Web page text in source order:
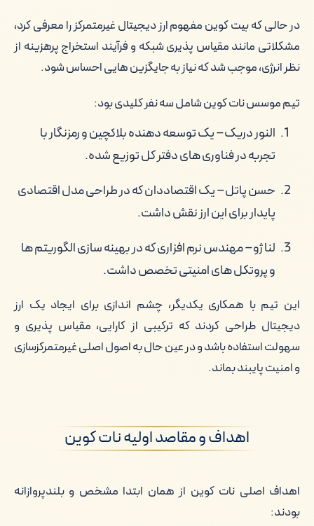
در حالی که بیت کوین مفهوم ارز دیجیتال غیرمتمرکز را معرفی کرد،
مشکلاتی مانند مقیاس پذیری شبکه و فرآیند استخراج پرهزینه از
نظر انرژی، موجب شد که نیاز به جایگزین هایی احساس شود.
تیم موسس نات کوین شامل سه نفر کلیدی بود:
النور دریک– یک توسعه دهنده بلاکچین و رمزنگار با
تجربه در فناوری های دفتر کل توزیع شده.
حسن پاتل– یک اقتصاددان که در طراحی مدل اقتصادی
پایدار برای این ارز نقش داشت.
لنا ژو– مهندس نرم افزاری که در بهینه سازی الگوریتم ها
و پروتکل های امنیتی تخصص داشت.
این تیم با همکاری یکدیگر، چشم اندازی برای ایجاد یک ارز
دیجیتال طراحی کردند که ترکیبی از کارایی، مقیاس پذیری و
سهولت استفاده باشد و در عین حال به اصول اصلی غیرمتمرکزسازی
و امنیت پایبند بماند.
اهداف و مقاصد اولیه نات کوین
اهداف اصلی نات کوین از همان ابتدا مشخص و بلندپروازانه
بودند: